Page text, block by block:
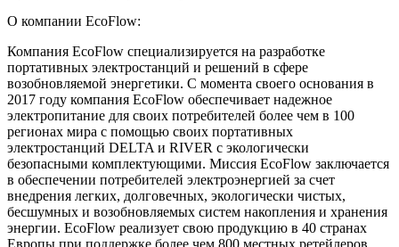
О компании EcoFlow:
Компания EcoFlow специализируется на разработке
портативных электростанций и решений в сфере
возобновляемой энергетики. С момента своего основания в
2017 году компания EcoFlow обеспечивает надежное
электропитание для своих потребителей более чем в 100
регионах мира с помощью своих портативных
электростанций DELTA и RIVER с экологически
безопасными комплектующими. Миссия EcoFlow заключается
в обеспечении потребителей электроэнергией за счет
внедрения легких, долговечных, экологически чистых,
бесшумных и возобновляемых систем накопления и хранения
энергии. EcoFlow реализует свою продукцию в 40 странах